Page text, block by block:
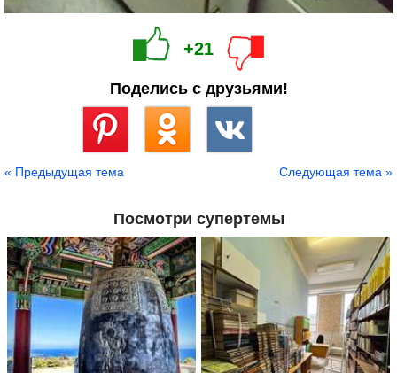
+21
Поделись с друзьями!
« Предыдущая тема Следующая тема »
Посмотри супертемы